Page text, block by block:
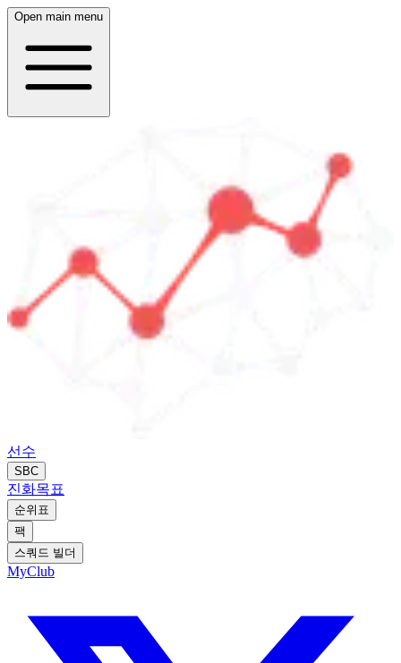
Open main menu
선수
SBC
진화목표
순위표
팩
스쿼드 빌더
MyClub